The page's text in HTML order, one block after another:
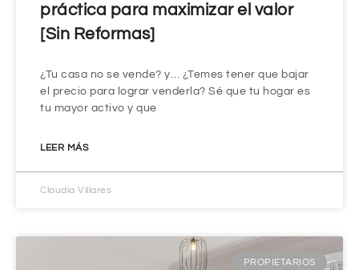
práctica para maximizar el valor
[Sin Reformas]
¿Tu casa no se vende? y… ¿Temes tener que bajar
el precio para lograr venderla? Sé que tu hogar es
tu mayor activo y que
LEER MÁS
Claudia Villares
PROPIETARIOS